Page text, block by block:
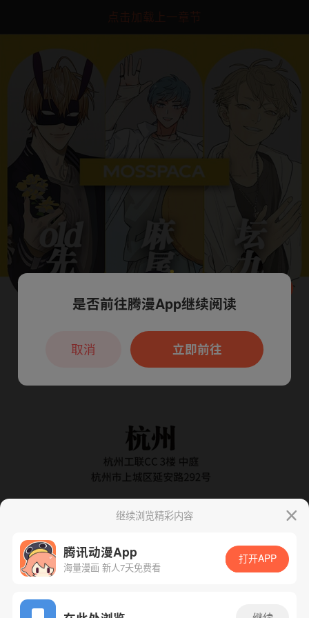
点击加载上一章节
App免费看
继续浏览精彩内容
腾讯动漫App
海量漫画 新人7天免费看
打开APP
本章节仅支持App阅读，可打开App新用
户7天免费看
是否前往腾漫App继续阅读
立即前往
取消